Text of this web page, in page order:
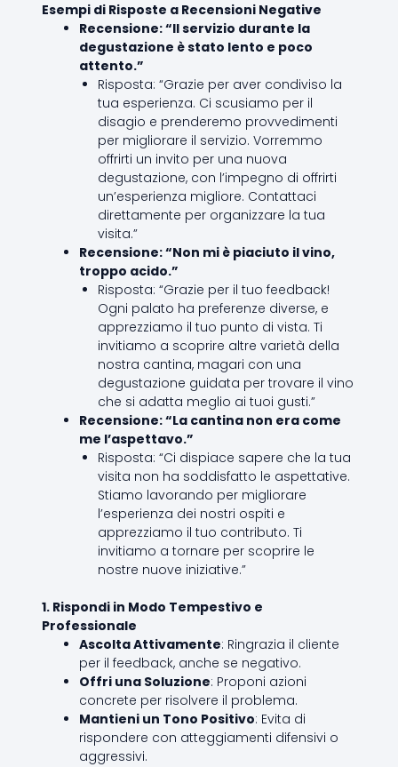
Esempi di Risposte a Recensioni Negative
Recensione: “Il servizio durante la
degustazione è stato lento e poco
attento.”
Risposta: “Grazie per aver condiviso la
tua esperienza. Ci scusiamo per il
disagio e prenderemo provvedimenti
per migliorare il servizio. Vorremmo
offrirti un invito per una nuova
degustazione, con l’impegno di offrirti
un’esperienza migliore. Contattaci
direttamente per organizzare la tua
visita.”
Recensione: “Non mi è piaciuto il vino,
troppo acido.”
Risposta: “Grazie per il tuo feedback!
Ogni palato ha preferenze diverse, e
apprezziamo il tuo punto di vista. Ti
invitiamo a scoprire altre varietà della
nostra cantina, magari con una
degustazione guidata per trovare il vino
che si adatta meglio ai tuoi gusti.”
Recensione: “La cantina non era come
me l’aspettavo.”
Risposta: “Ci dispiace sapere che la tua
visita non ha soddisfatto le aspettative.
Stiamo lavorando per migliorare
l’esperienza dei nostri ospiti e
apprezziamo il tuo contributo. Ti
invitiamo a tornare per scoprire le
nostre nuove iniziative.”
1. Rispondi in Modo Tempestivo e
Professionale
Ascolta Attivamente: Ringrazia il cliente
per il feedback, anche se negativo.
Offri una Soluzione: Proponi azioni
concrete per risolvere il problema.
Mantieni un Tono Positivo: Evita di
rispondere con atteggiamenti difensivi o
aggressivi.